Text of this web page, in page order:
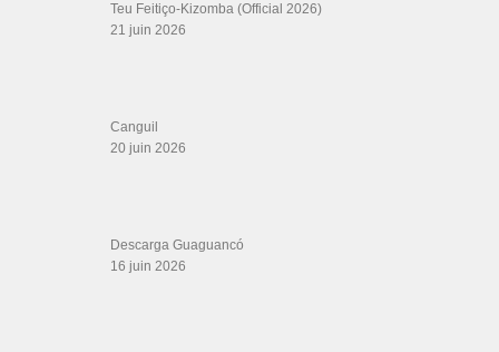
Teu Feitiço-Kizomba (Official 2026)
21 juin 2026
Canguil
20 juin 2026
Descarga Guaguancó
16 juin 2026